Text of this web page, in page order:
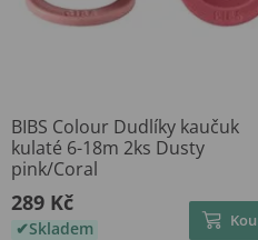
BIBS Colour Dudlíky kaučuk
kulaté 6-18m 2ks Dusty
pink/Coral
289 Kč
Skladem